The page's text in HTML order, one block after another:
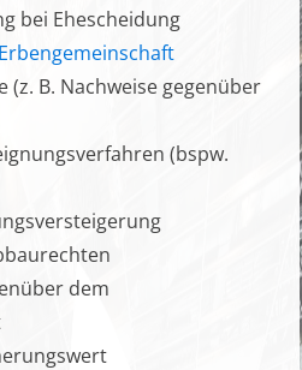
bei Ehescheidung
(z. B. Nachweise gegenüber
(bspw.
dem